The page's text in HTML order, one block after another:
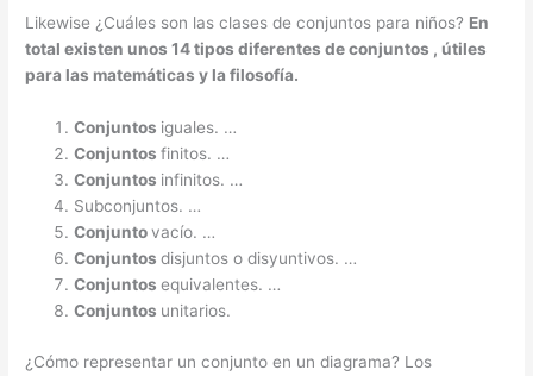
Likewise ¿Cuáles son las clases de conjuntos para niños? En
total existen unos 14tiposdiferentes deconjuntos , útiles
para las matemáticasy la filosofía.
Conjuntos iguales. …
Conjuntosfinitos. …
Conjuntos infinitos. …
Subconjuntos. …
Conjuntovacío. …
Conjuntosdisjuntos o disyuntivos. …
Conjuntosequivalentes. …
Conjuntos unitarios.
¿Cómo representar un conjunto en un diagrama? Los